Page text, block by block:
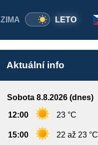
ZIMA LETO
Aktuální info
Sobota 8.8.2026 (dnes)
12:00 23 °C
15:00 22 až 23 °C